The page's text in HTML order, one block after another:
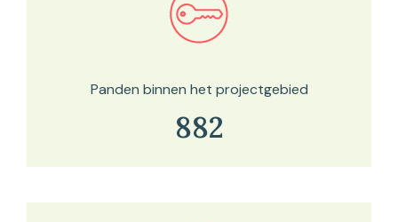
Bekijk in onze kaartviewer
Panden binnen het projectgebied
882